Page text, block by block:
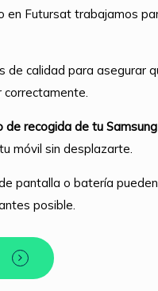
Futursat trabajamos
calidad para asegurar
correctamente.
de recogida de tu
móvil sin desplazarte.
pantalla o batería
posible.